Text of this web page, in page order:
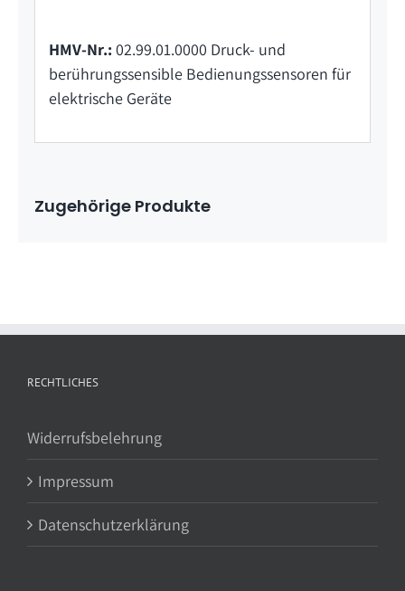
HMV-Nr.: 02.99.01.0000 Druck- und
berührungssensible Bedienungssensoren für
elektrische Geräte
Zugehörige Produkte
RECHTLICHES
Widerrufsbelehrung
Impressum
Datenschutzerklärung